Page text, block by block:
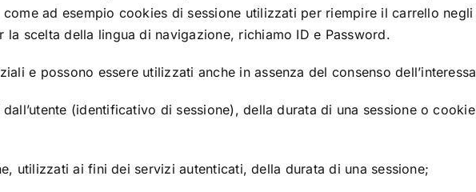
ad esempio cookies di sessione utilizzati per riempire il carrello
la scelta della lingua di navigazione, richiamo ID e Password.
e possono essere utilizzati anche in assenza del consenso
(identificativo di sessione), della durata di una sessione o
utilizzati ai fini dei servizi autenticati, della durata di una sessione;